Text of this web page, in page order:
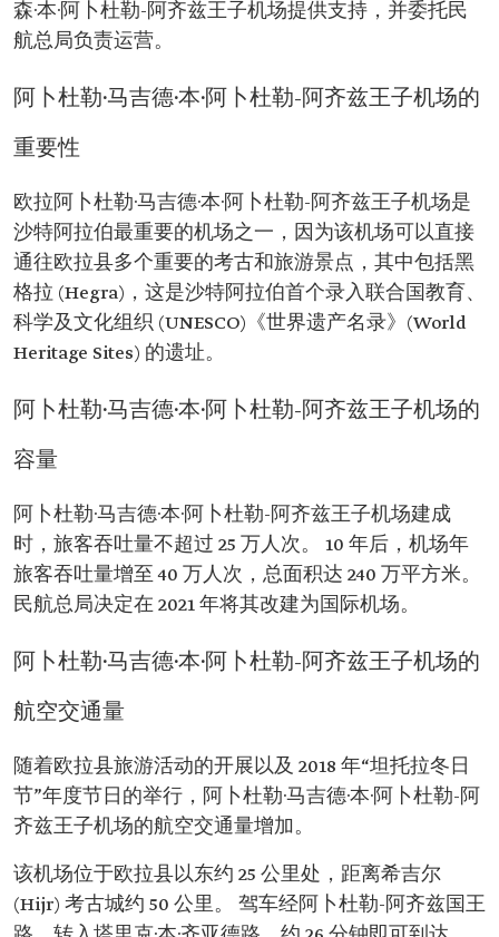
森·本·阿卜杜勒-阿齐兹王子机场提供支持，并委托民
航总局负责运营。
阿卜杜勒·马吉德·本·阿卜杜勒-阿齐兹王子机场的
重要性
欧拉阿卜杜勒·马吉德·本·阿卜杜勒-阿齐兹王子机场是
沙特阿拉伯最重要的机场之一，因为该机场可以直接
通往欧拉县多个重要的考古和旅游景点，其中包括黑
格拉 (Hegra‏)，这是沙特阿拉伯首个录入联合国教育、
科学及文化组织 (UNESCO)《世界遗产名录》(World
Heritage Sites) 的遗址。
阿卜杜勒·马吉德·本·阿卜杜勒-阿齐兹王子机场的
容量
阿卜杜勒·马吉德·本·阿卜杜勒-阿齐兹王子机场建成
时，旅客吞吐量不超过 25 万人次。 10 年后，机场年
旅客吞吐量增至 40 万人次，总面积达 240 万平方米。
民航总局决定在 2021 年将其改建为国际机场。
阿卜杜勒·马吉德·本·阿卜杜勒-阿齐兹王子机场的
航空交通量
随着欧拉县旅游活动的开展以及 2018 年“坦托拉冬日
节”年度节日的举行，阿卜杜勒·马吉德·本·阿卜杜勒-阿
齐兹王子机场的航空交通量增加。
该机场位于欧拉县以东约 25 公里处，距离希吉尔
(Hijr) 考古城约 50 公里。 驾车经阿卜杜勒-阿齐兹国王